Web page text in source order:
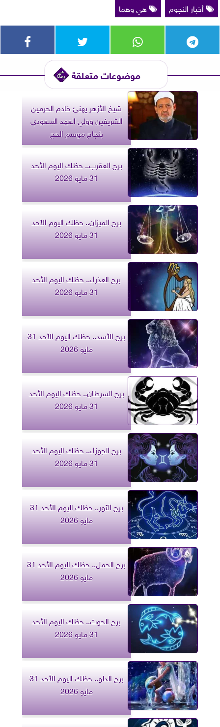
أخبار النجوم
هي وهما
موضوعات متعلقة
شيخ الأزهر يهنئ خادم الحرمين
الشريفين وولي العهد السعودي
بنجاح موسم الحج
برج العقرب.. حظك اليوم الأحد
31 مايو 2026
برج الميزان.. حظك اليوم الأحد
31 مايو 2026
برج العذراء.. حظك اليوم الأحد
31 مايو 2026
برج الأسد.. حظك اليوم الأحد 31
مايو 2026
برج السرطان.. حظك اليوم الأحد
31 مايو 2026
برج الجوزاء.. حظك اليوم الأحد
31 مايو 2026
برج الثور.. حظك اليوم الأحد 31
مايو 2026
برج الحمل.. حظك اليوم الأحد 31
مايو 2026
برج الحوت.. حظك اليوم الأحد
31 مايو 2026
برج الدلو.. حظك اليوم الأحد 31
مايو 2026